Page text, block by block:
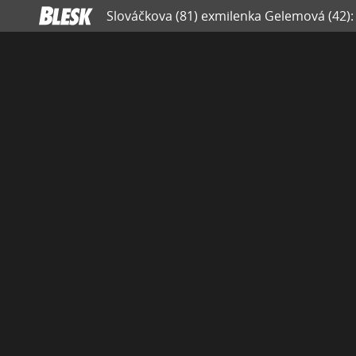
Slováčkova (81) exmilenka Gelemová